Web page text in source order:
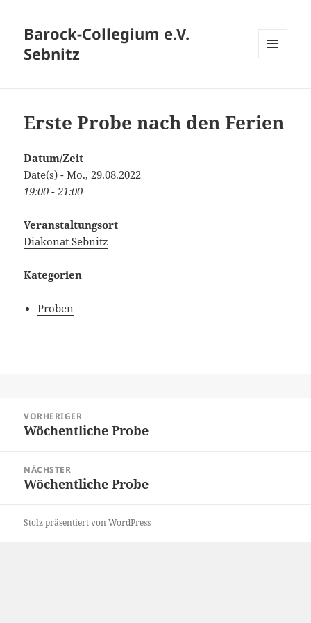
Barock-Collegium e.V.
Sebnitz
Erste Probe nach den Ferien
Datum/Zeit
Date(s) - Mo., 29.08.2022
19:00 - 21:00
Veranstaltungsort
Diakonat Sebnitz
Kategorien
Proben
VORHERIGER
Vorheriger
Wöchentliche Probe
NÄCHSTER
Nächster
Wöchentliche Probe
Stolz präsentiert von WordPress